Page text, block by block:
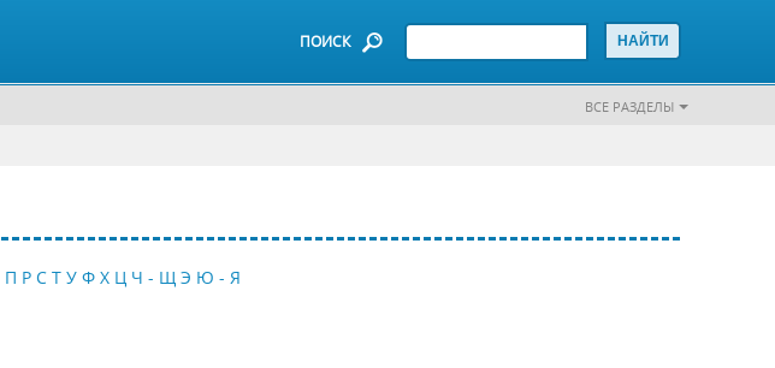
ПОИСК
ВСЕ РАЗДЕЛЫ
П Р С Т У Ф Х Ц Ч - Щ Э Ю - Я